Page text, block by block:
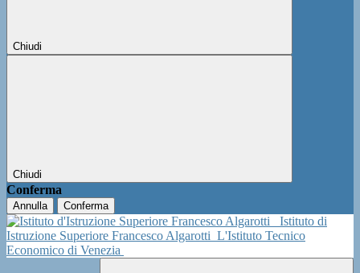
Chiudi
Chiudi
Conferma
Annulla Conferma
Istituto di
Istruzione Superiore Francesco Algarotti L'Istituto Tecnico
Economico di Venezia